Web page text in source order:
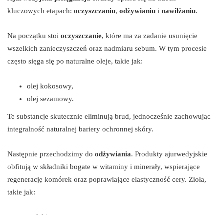
kluczowych etapach: oczyszczaniu, odżywianiu i nawilżaniu.
Na początku stoi oczyszczanie, które ma za zadanie usunięcie
wszelkich zanieczyszczeń oraz nadmiaru sebum. W tym procesie
często sięga się po naturalne oleje, takie jak:
olej kokosowy,
olej sezamowy.
Te substancje skutecznie eliminują brud, jednocześnie zachowując
integralność naturalnej bariery ochronnej skóry.
Następnie przechodzimy do odżywiania. Produkty ajurwedyjskie
obfitują w składniki bogate w witaminy i minerały, wspierające
regenerację komórek oraz poprawiające elastyczność cery. Zioła,
takie jak: